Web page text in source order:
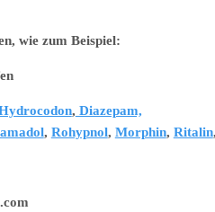
wie zum Beispiel:
, Diazepam,
, Rohypnol, Morphin, Ritalin,